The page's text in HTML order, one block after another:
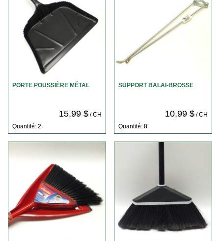
PORTE POUSSIÈRE MÉTAL
15,99 $/ CH
Quantité: 2
SUPPORT BALAI-BROSSE
10,99 $/ CH
Quantité: 8